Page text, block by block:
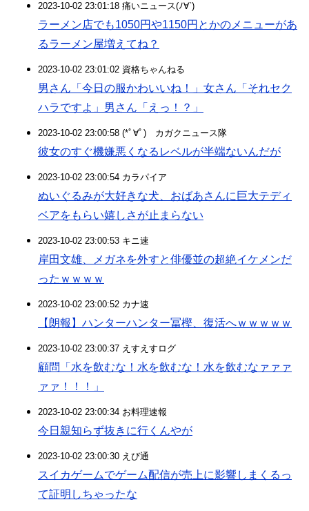
2023-10-02 23:01:18 痛いニュース(ﾉ∀`)
ラーメン店でも1050円や1150円とかのメニューがあ
るラーメン屋増えてね？
2023-10-02 23:01:02 資格ちゃんねる
男さん「今日の服かわいいね！」女さん「それセク
ハラですよ」男さん「えっ！？」
2023-10-02 23:00:58 (*ﾟ∀ﾟ)ゞカガクニュース隊
彼女のすぐ機嫌悪くなるレベルが半端ないんだが
2023-10-02 23:00:54 カラパイア
ぬいぐるみが大好きな犬、おばあさんに巨大テディ
ベアをもらい嬉しさが止まらない
2023-10-02 23:00:53 キニ速
岸田文雄、メガネを外すと俳優並の超絶イケメンだ
ったｗｗｗｗ
2023-10-02 23:00:52 カナ速
【朗報】ハンターハンター冨樫、復活へｗｗｗｗｗ
2023-10-02 23:00:37 えすえすログ
顧問「水を飲むな！水を飲むな！水を飲むなァァァ
ァァ！！！」
2023-10-02 23:00:34 お料理速報
今日親知らず抜きに行くんやが
2023-10-02 23:00:30 えび通
スイカゲームでゲーム配信が売上に影響しまくるっ
て証明しちゃったな